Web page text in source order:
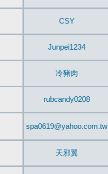
CSY
Junpei1234
冷豬肉
rubcandy0208
spa0619@yahoo.com.tw
天邪翼